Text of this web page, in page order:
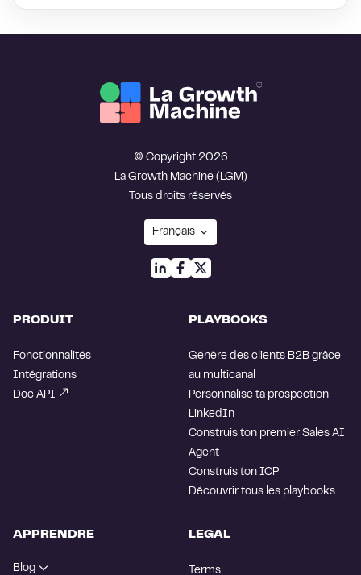
© Copyright 2026
La Growth Machine (LGM)
Tous droits réservés
PRODUIT
Fonctionnalités
Intégrations
Doc API
PLAYBOOKS
Génère des clients B2B grâce
au multicanal
Personnalise ta prospection
LinkedIn
Construis ton premier Sales AI
Agent
Construis ton ICP
Découvrir tous les playbooks
APPRENDRE
Blog
LEGAL
Terms